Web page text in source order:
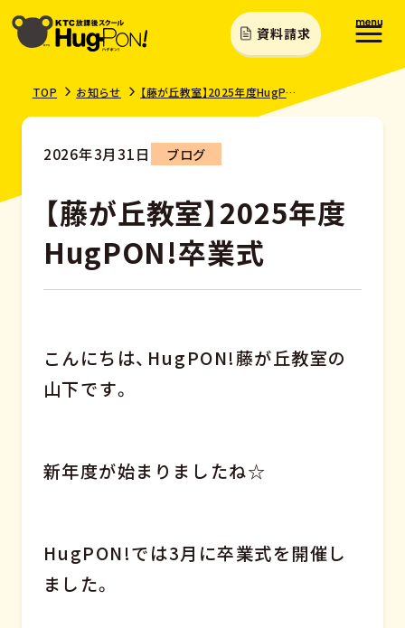
資料請求
TOP お知らせ 【藤が丘教室】2025年度HugPON!卒業式
2026年3月31日 ブログ
【藤が丘教室】2025年度
HugPON!卒業式
こんにちは、HugPON!藤が丘教室の
山下です。
新年度が始まりましたね☆
HugPON!では3月に卒業式を開催し
ました。